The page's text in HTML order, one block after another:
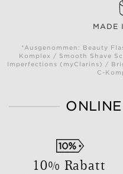
MADE
*Ausgenommen: Beauty
Komplex / Smooth Shave
Imperfections (myClarins) /
C-
10% Rabatt